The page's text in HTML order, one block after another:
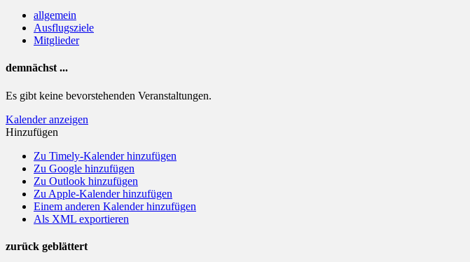
allgemein
Ausflugsziele
Mitglieder
demnächst ...
Es gibt keine bevorstehenden Veranstaltungen.
Kalender anzeigen
Hinzufügen
Zu Timely-Kalender hinzufügen
Zu Google hinzufügen
Zu Outlook hinzufügen
Zu Apple-Kalender hinzufügen
Einem anderen Kalender hinzufügen
Als XML exportieren
zurück geblättert